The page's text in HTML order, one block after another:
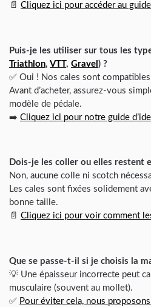
📄 Cliquez ici pour accéder au
Puis-je les utiliser sur tous les
Triathlon, VTT, Gravel ) ?
✅ Oui ! Nos cales sont
Avant d’acheter, assurez-vous
modèle de pédale.
➡️ Cliquez ici pour notre guide
Dois-je les coller ou elles restent
Non, aucune colle ni scotch
Les cales sont fixées solidement
bonne taille.
📄 Cliquez ici pour voir comment
Que se passe-t-il si je choisis la
💡 Une épaisseur incorrecte peut
musculaire (souvent au mollet).
✅ Pour éviter cela, nous